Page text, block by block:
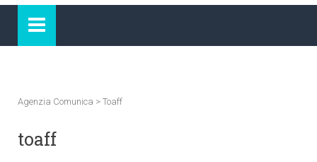
Agenzia Comunica > Toaff
toaff